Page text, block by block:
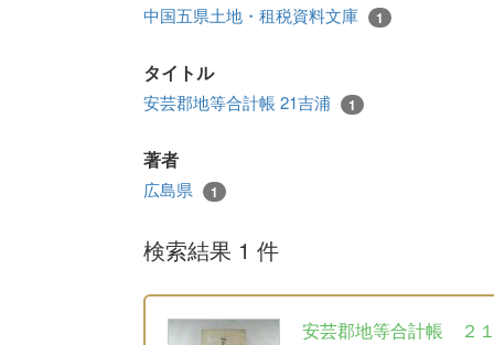
中国五県土地・租税資料文庫 1
タイトル
安芸郡地等合計帳 21吉浦 1
著者
広島県 1
検索結果 1 件
安芸郡地等合計帳 ２